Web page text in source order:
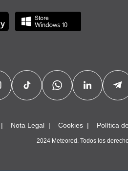
Nota Legal Cookies Política
2024 Meteored. Todos los